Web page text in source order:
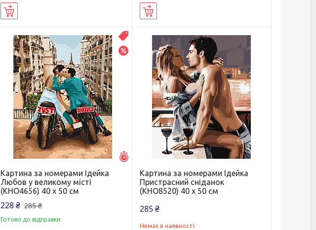
Распродажа
Залишилось 7 днів
Картина за номерами Ідейка
Любов у великому місті
(KHO4656) 40 х 50 см
228 ₴ 285 ₴
Готово до відправки
Картина за номерами Ідейка
Пристрасний сніданок
(KHO8520) 40 х 50 см
285 ₴
Немає в наявності